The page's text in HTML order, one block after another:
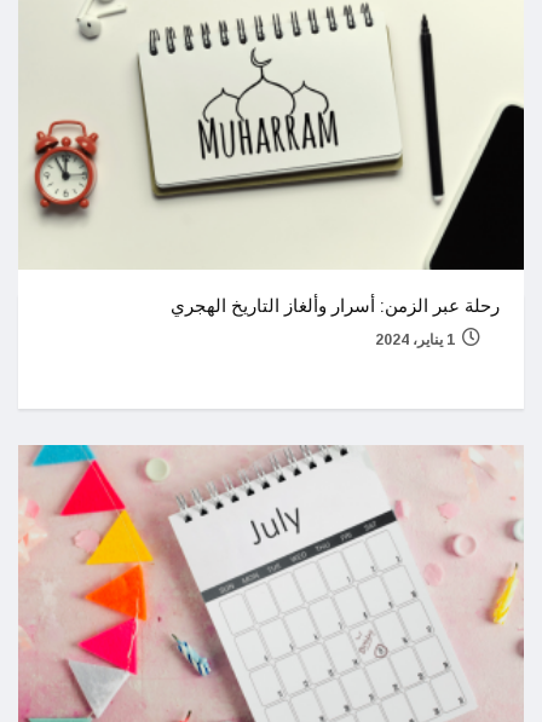
رحلة عبر الزمن: أسرار وألغاز التاريخ الهجري
1 يناير، 2024